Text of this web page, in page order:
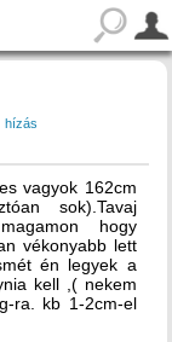
hízás
vagyok 162cm
sok).Tavaj
hogy
vékonyabb lett
én legyek a
kell ,( nekem
ra. kb 1-2cm-el